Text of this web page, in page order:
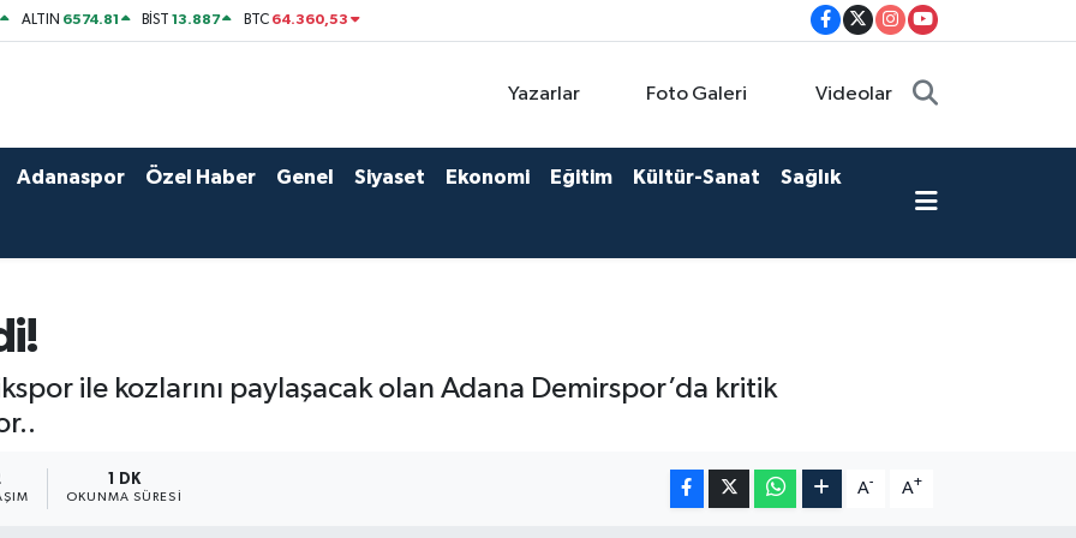
ALTIN 6574.81 BİST13.887 BTC 64.360,53
Yazarlar Foto Galeri Videolar
Adanaspor Özel Haber Genel Siyaset Ekonomi Eğitim Kültür-Sanat Sağlık
ile kozlarını paylaşacak olan Adana Demirspor’da kritik
1 DK
OKUNMA SÜRESI
A- A+